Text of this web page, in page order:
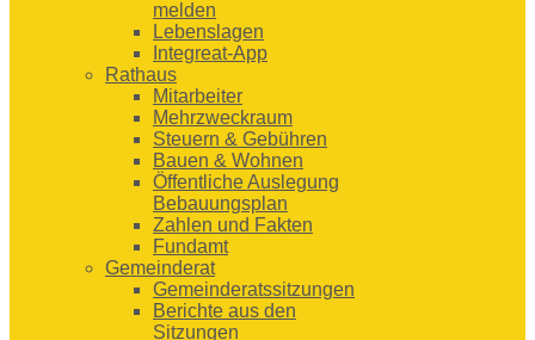
melden
Lebenslagen
Integreat-App
Rathaus
Mitarbeiter
Mehrzweckraum
Steuern & Gebühren
Bauen & Wohnen
Öffentliche Auslegung
Bebauungsplan
Zahlen und Fakten
Fundamt
Gemeinderat
Gemeinderatssitzungen
Berichte aus den
Sitzungen